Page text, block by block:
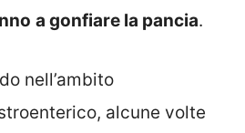
a gonfiare la pancia.
nell’ambito
alcune volte